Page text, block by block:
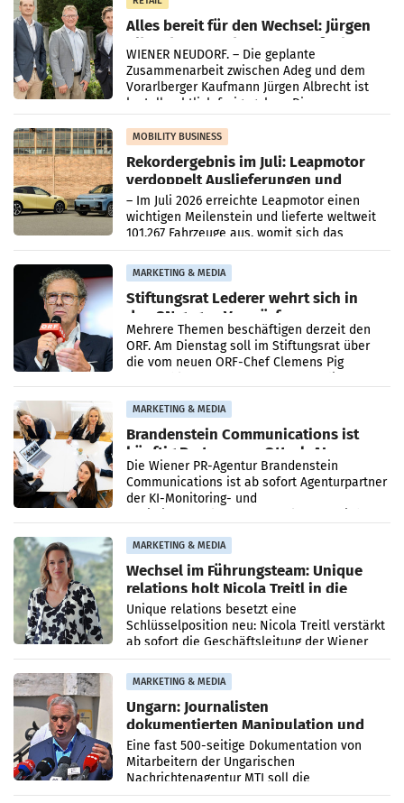
Alles bereit für den Wechsel: Jürgen
Albrecht setzt ab 1.1.2027 auf Adeg
WIENER NEUDORF. – Die geplante
Zusammenarbeit zwischen Adeg und dem
Vorarlberger Kaufmann Jürgen Albrecht ist
kartellrechtlich freigegeben: Die
Bundeswettbewerbsbehörde und der
Bundeskartellanwalt
MOBILITY BUSINESS
Rekordergebnis im Juli: Leapmotor
verdoppelt Auslieferungen und
überschreitet die 100.000er-Marke
– Im Juli 2026 erreichte Leapmotor einen
wichtigen Meilenstein und lieferte weltweit
101.267 Fahrzeuge aus, womit sich das
Ergebnis gegenüber Juli 2025 mehr als
verdoppelte (+102
MARKETING & MEDIA
Stiftungsrat Lederer wehrt sich in
den SN gegen Vorwürfe
Mehrere Themen beschäftigen derzeit den
ORF. Am Dienstag soll im Stiftungsrat über
die vom neuen ORF-Chef Clemens Pig
MARKETING & MEDIA
Brandenstein Communications ist
künftig Partner von OtterlyAI
Die Wiener PR-Agentur Brandenstein
Communications ist ab sofort Agenturpartner
der KI-Monitoring- und
MARKETING & MEDIA
Wechsel im Führungsteam: Unique
relations holt Nicola Treitl in die
Geschäftsleitung
Unique relations besetzt eine
Schlüsselposition neu: Nicola Treitl verstärkt
ab sofort die Geschäftsleitung der Wiener
PR-Agentur an der Seite von Josef Kalina und
Anna Kalina-Mahr.
MARKETING & MEDIA
Ungarn: Journalisten
dokumentierten Manipulation und
Zensur
Eine fast 500-seitige Dokumentation von
Mitarbeitern der Ungarischen
Nachrichtenagentur MTI soll die
systematische Nachrichten-Manipulation und